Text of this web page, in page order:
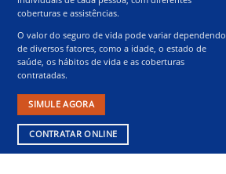
coberturas e assistências.
O valor do seguro de vida pode variar dependendo
de diversos fatores, como a idade, o estado de
saúde, os hábitos de vida e as coberturas
contratadas.
SIMULE AGORA
CONTRATAR ONLINE